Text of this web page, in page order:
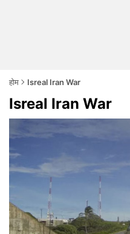
होम Isreal Iran War
Isreal Iran War